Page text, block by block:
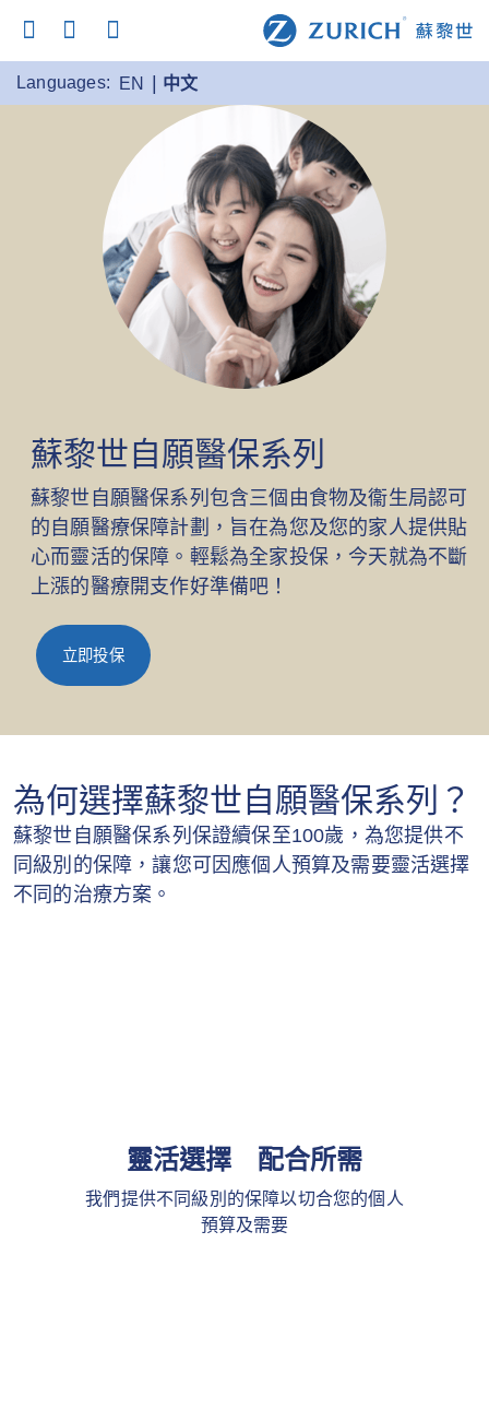
Languages: EN 中文
蘇黎世自願醫保系列
蘇黎世自願醫保系列包含三個由食物及衞生局認可
的自願醫療保障計劃，旨在為您及您的家人提供貼
心而靈活的保障。輕鬆為全家投保，今天就為不斷
上漲的醫療開支作好準備吧！
立即投保
為何選擇蘇黎世自願醫保系列？
蘇黎世自願醫保系列保證續保至100歲，為您提供不
同級別的保障，讓您可因應個人預算及需要靈活選擇
不同的治療方案。
靈活選擇 配合所需
我們提供不同級別的保障以切合您的個人
預算及需要